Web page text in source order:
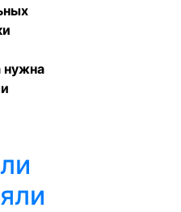
нужна